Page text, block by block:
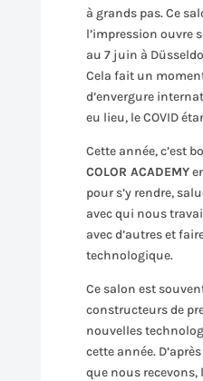
à grands pas. Ce
l’impression ouvre
au 7 juin à
Cela fait un
d’envergure
eu lieu, le COVID
Cette année, c’est
COLOR ACADEMY
pour s’y rendre,
avec qui nous
avec d’autres et
technologique.
Ce salon est
constructeurs de
nouvelles
cette année.
que nous recevons,